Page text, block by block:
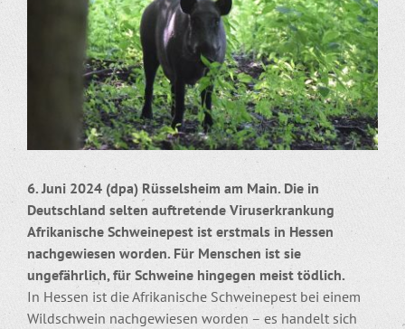
6. Juni 2024 (dpa) Rüsselsheim am Main. Die in
Deutschland selten auftretende Viruserkrankung
Afrikanische Schweinepest ist erstmals in Hessen
nachgewiesen worden. Für Menschen ist sie
ungefährlich, für Schweine hingegen meist tödlich.
In Hessen ist die Afrikanische Schweinepest bei einem
Wildschwein nachgewiesen worden – es handelt sich